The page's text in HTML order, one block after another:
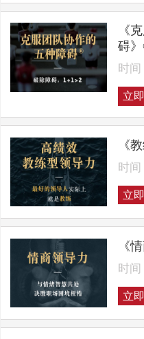
《
碍
时间
立
《
时间
立
《
时间
立